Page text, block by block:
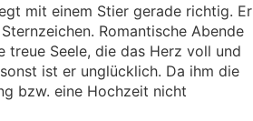
mit einem Stier gerade richtig. Er
Romantische Abende
treue Seele, die das Herz voll und
ist er unglücklich. Da ihm die
bzw. eine Hochzeit nicht